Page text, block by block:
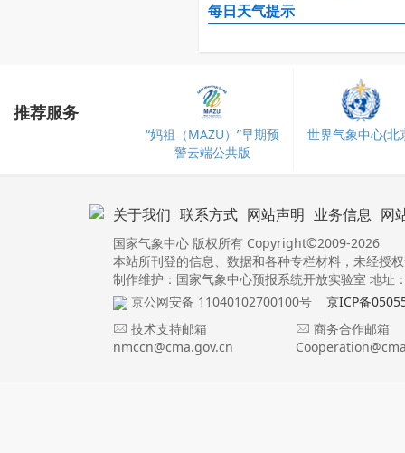
每日天气提示
推荐服务
“妈祖（MAZU）”早期预
警云端公共版
世界气象中心(北
关于我们 联系方式 网站声明 业务信息 网
国家气象中心 版权所有 Copyright©2009-2026
本站所刊登的信息、数据和各种专栏材料，未经授
制作维护：国家气象中心预报系统开放实验室 地址
京公网安备 11040102700100号
京ICP备
技术支持邮箱
nmccn@cma.gov.cn
商务合作邮箱